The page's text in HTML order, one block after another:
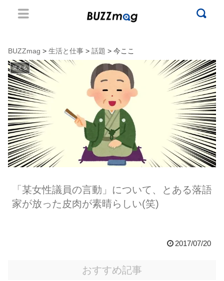
BUZZmag > 生活と仕事 > 話題 > 今ここ
笑える
「某女性議員の言動」について、とある落語
家が放った皮肉が素晴らしい(笑)
2017/07/20
おすすめ記事